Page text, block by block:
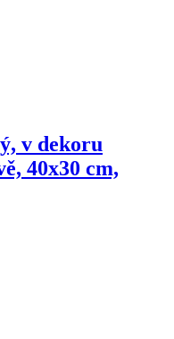
v dekoru
40x30 cm,